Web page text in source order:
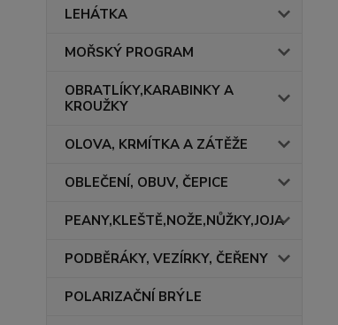
LEHÁTKA
MOŘSKÝ PROGRAM
OBRATLÍKY,KARABINKY A
KROUŽKY
OLOVA, KRMÍTKA A ZÁTĚŽE
OBLEČENÍ, OBUV, ČEPICE
PEANY,KLEŠTĚ,NOŽE,NŮŽKY,JOJA
PODBĚRÁKY, VEZÍRKY, ČEŘENY
POLARIZAČNÍ BRÝLE